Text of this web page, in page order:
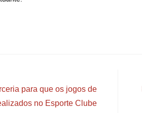
para que os jogos de
no Esporte Clube